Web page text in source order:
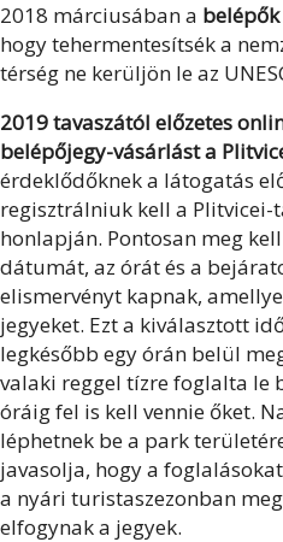
2018 márciusában a
hogy tehermentesítsék a
térség ne kerüljön le az
2019 tavaszától előzetes
belépőjegy-vásárlást a
érdeklődőknek a látogatás
regisztrálniuk kell a Plitvicei-
honlapján. Pontosan meg
dátumát, az órát és a
elismervényt kapnak,
jegyeket. Ezt a kiválasztott
legkésőbb egy órán belül
valaki reggel tízre foglalta le
óráig fel is kell vennie őket.
léphetnek be a park
javasolja, hogy a
a nyári turistaszezonban
elfogynak a jegyek.